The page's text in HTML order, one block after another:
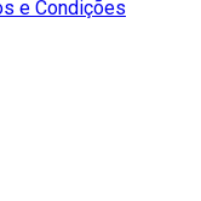
e Condições